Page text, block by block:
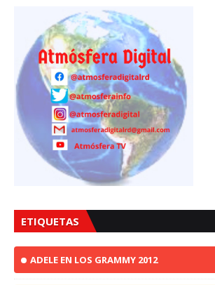
ETIQUETAS
ADELE EN LOS GRAMMY 2012